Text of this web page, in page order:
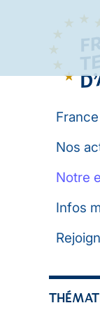
Nos
Notre
Infos